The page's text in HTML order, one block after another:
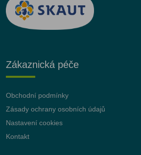
Zákaznická péče
Obchodní podmínky
Zásady ochrany osobních údajů
Nastavení cookies
Kontakt